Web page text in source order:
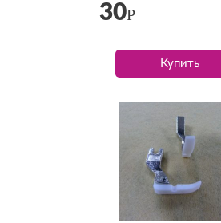
30Р
Купить